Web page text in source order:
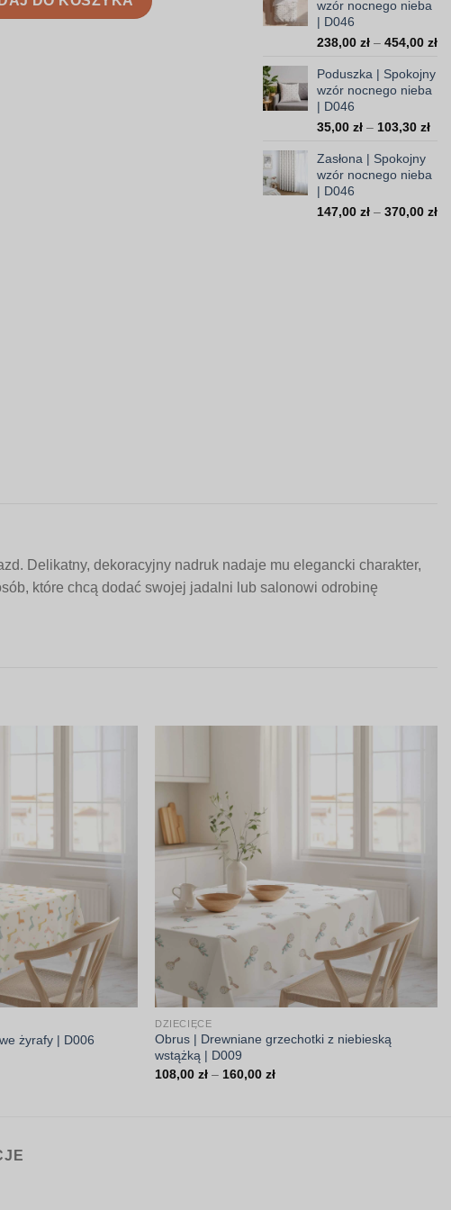
wzór nocnego nieba
| D046
238,00 zł – 454,00 zł
Poduszka | Spokojny
wzór nocnego nieba
| D046
35,00 zł – 103,30 zł
Zasłona | Spokojny
wzór nocnego nieba
| D046
147,00 zł – 370,00 zł
Delikatny, dekoracyjny nadruk nadaje mu elegancki charakter,
które chcą dodać swojej jadalni lub salonowi odrobinę
żyrafy | D006
DZIECIĘCE
Obrus | Drewniane grzechotki z niebieską
wstążką | D009
108,00zł – 160,00złZakres